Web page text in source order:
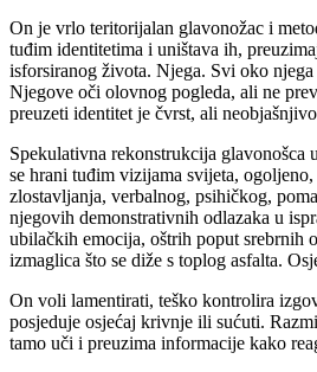
On je vrlo teritorijalan glavonožac i
tuđim identitetima i uništava ih,
isforsiranog života. Njega. Svi oko
Njegove oči olovnog pogleda, ali ne
preuzeti identitet je čvrst, ali
Spekulativna rekonstrukcija
se hrani tuđim vizijama svijeta,
zlostavljanja, verbalnog, psihičkog,
njegovih demonstrativnih odlazaka u
ubilačkih emocija, oštrih poput srebrnih
izmaglica što se diže s toplog asfalta.
On voli lamentirati, teško kontrolira
posjeduje osjećaj krivnje ili sućuti.
tamo uči i preuzima informacije kako